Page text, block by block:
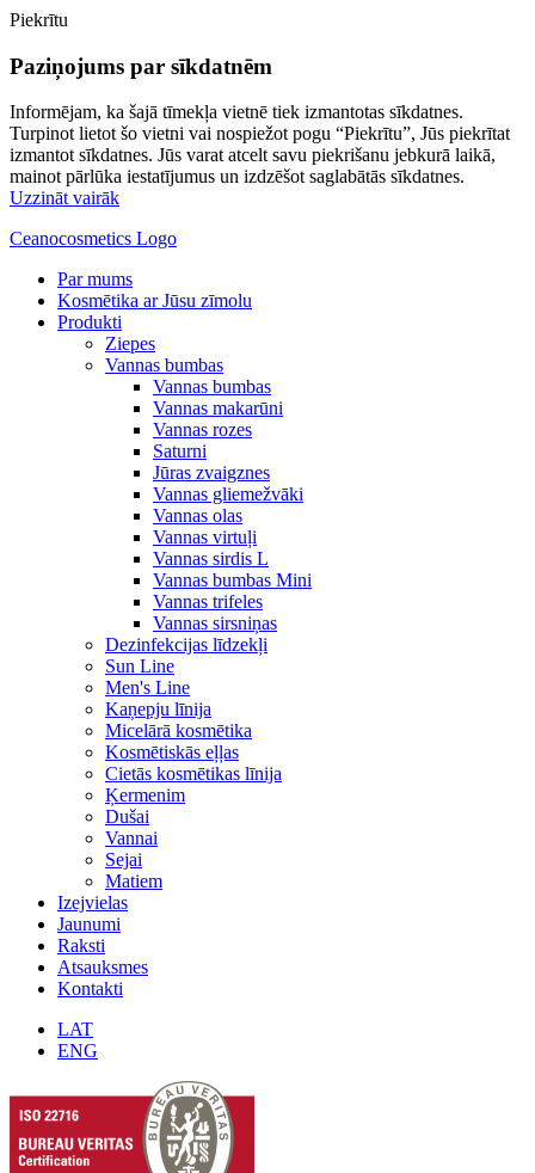
Piekrītu
Paziņojums par sīkdatnēm
Informējam, ka šajā tīmekļa vietnē tiek izmantotas sīkdatnes.
Turpinot lietot šo vietni vai nospiežot pogu “Piekrītu”, Jūs piekrītat
izmantot sīkdatnes. Jūs varat atcelt savu piekrišanu jebkurā laikā,
mainot pārlūka iestatījumus un izdzēšot saglabātās sīkdatnes.
Uzzināt vairāk
Ceanocosmetics Logo
Par mums
Kosmētika ar Jūsu zīmolu
Produkti
Ziepes
Vannas bumbas
Vannas bumbas
Vannas makarūni
Vannas rozes
Saturni
Jūras zvaigznes
Vannas gliemežvāki
Vannas olas
Vannas virtuļi
Vannas sirdis L
Vannas bumbas Mini
Vannas trifeles
Vannas sirsniņas
Dezinfekcijas līdzekļi
Sun Line
Men's Line
Kaņepju līnija
Micelārā kosmētika
Kosmētiskās eļļas
Cietās kosmētikas līnija
Ķermenim
Dušai
Vannai
Sejai
Matiem
Izejvielas
Jaunumi
Raksti
Atsauksmes
Kontakti
LAT
ENG